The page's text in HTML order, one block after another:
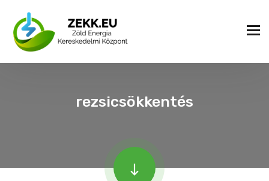
rezsicsökkentés